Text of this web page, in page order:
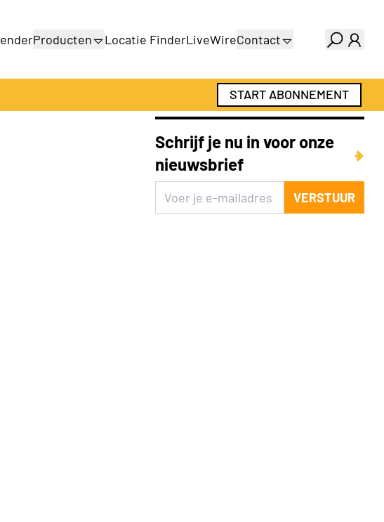
Producten
Productengids
Locatie FinderLiveWireContact
Adverteren
Abonnementen
START ABONNEMENT
Schrijf je nu in voor onze
nieuwsbrief
VERSTUUR